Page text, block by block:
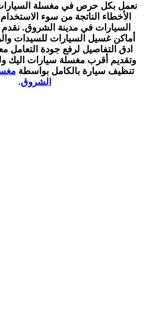
نعمل بكل حرص في مغسلة
الأخطاء الناتجة من سوء
السيارات في مدينة الشروق.
أماكن غسيل السيارات للسيدات
ادق التفاصيل لرفع جودة التعامل
وتقديم أقرب مغسلة سيارات
تنظيف سيارة بالكامل بواسطة
الشروق.